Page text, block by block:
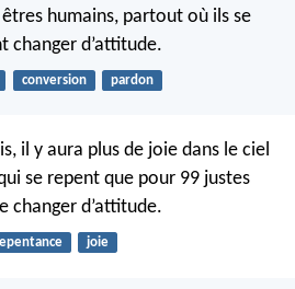
humains, partout où ils se
changer d’attitude.
conversion pardon
il y aura plus de joie dans le ciel
se repent que pour 99 justes
changer d’attitude.
joie